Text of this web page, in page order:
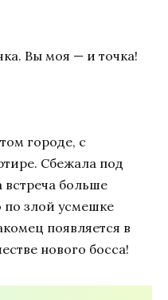
Вы моя — и точка!
городе, с
Сбежала под
встреча больше
по злой усмешке
появляется в
нового босса!